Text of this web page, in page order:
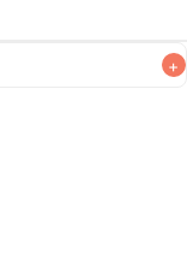
+
くお早めにお召